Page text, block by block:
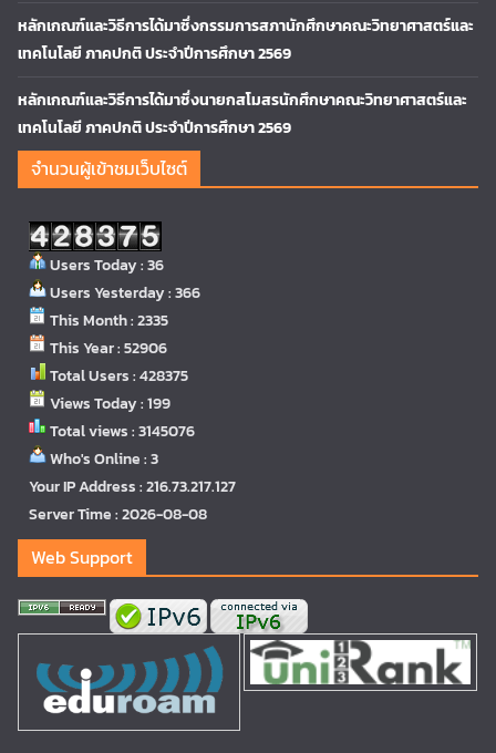
หลักเกณฑ์และวิธีการได้มาซึ่งกรรมการสภานักศึกษาคณะวิทยาศาสตร์และ
เทคโนโลยี ภาคปกติ ประจำปีการศึกษา 2569
หลักเกณฑ์และวิธีการได้มาซึ่งนายกสโมสรนักศึกษาคณะวิทยาศาสตร์และ
เทคโนโลยี ภาคปกติ ประจำปีการศึกษา 2569
จำนวนผู้เข้าชมเว็บไซต์
Users Today : 36
Users Yesterday : 366
This Month : 2335
This Year : 52906
Total Users : 428375
Views Today : 199
Total views : 3145076
Who's Online : 3
Your IP Address : 216.73.217.127
Server Time : 2026-08-08
Web Support